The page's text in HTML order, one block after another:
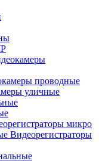
проводные
уличные
микро
Видеорегистраторы